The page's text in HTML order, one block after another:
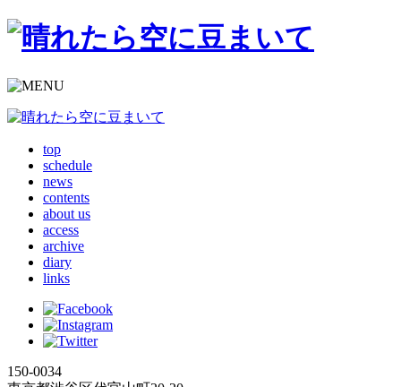
top
schedule
news
contents
about us
access
archive
diary
links
150-0034